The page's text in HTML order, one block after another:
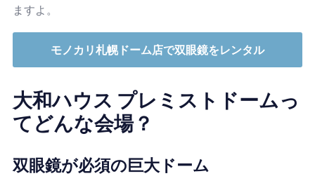
ますよ。
モノカリ札幌ドーム店で双眼鏡をレンタル
大和ハウス プレミストドームっ
てどんな会場？
双眼鏡が必須の巨大ドーム